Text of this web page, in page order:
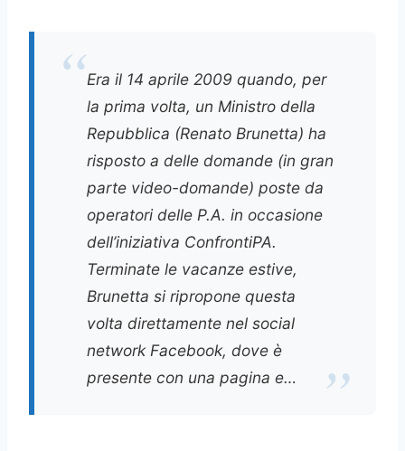
Era il 14 aprile 2009 quando, per
la prima volta, un Ministro della
Repubblica (Renato Brunetta) ha
risposto a delle domande (in gran
parte video-domande) poste da
operatori delle P.A. in occasione
dell’iniziativa ConfrontiPA.
Terminate le vacanze estive,
Brunetta si ripropone questa
volta direttamente nel social
network Facebook, dove è
presente con una pagina e…